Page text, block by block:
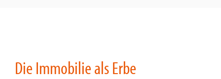
Die Immobilie als Erbe